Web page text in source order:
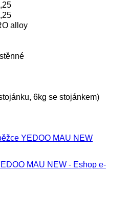
alloy
6kg se stojánkem)
YEDOO MAU NEW